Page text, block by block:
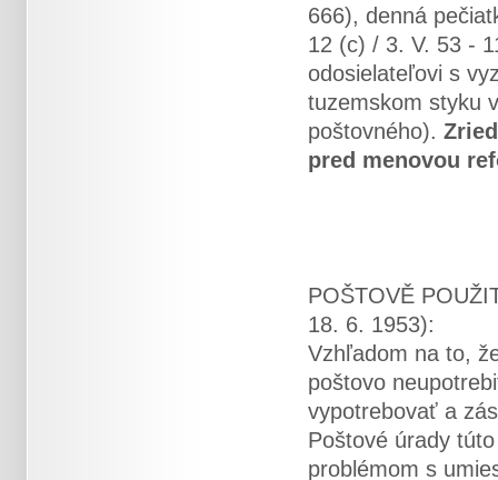
666), denná
12 (c) / 3. V. 53 -
odosielateľovi s
tuzemskom styku
poštovného).
pred menovou
POŠTOVĚ
18. 6. 1953):
Vzhľadom na to,
poštovo
vypotrebovať a
Poštové úrady
problémom s